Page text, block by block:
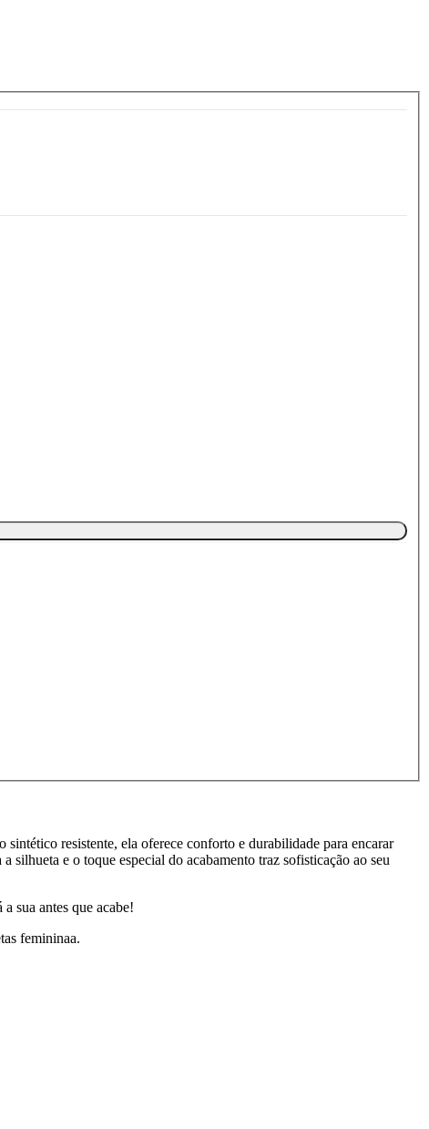
resistente, ela oferece conforto e durabilidade para encarar
silhueta e o toque especial do acabamento traz sofisticação ao seu
sua antes que acabe!
femininaa.